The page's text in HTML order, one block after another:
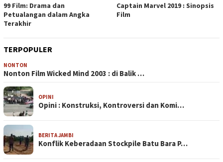
99 Film: Drama dan
Petualangan dalam Angka
Terakhir
Captain Marvel 2019 : Sinopsis
Film
TERPOPULER
NONTON
Nonton Film Wicked Mind 2003 : di Balik …
OPINI
Opini : Konstruksi, Kontroversi dan Komi…
BERITA JAMBI
Konflik Keberadaan Stockpile Batu Bara P…